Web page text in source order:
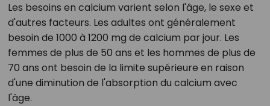
Les besoins en calcium varient selon l'âge, le sexe et
d'autres facteurs. Les adultes ont généralement
besoin de 1000 à 1200 mg de calcium par jour. Les
femmes de plus de 50 ans et les hommes de plus de
70 ans ont besoin de la limite supérieure en raison
d'une diminution de l'absorption du calcium avec
l'âge.